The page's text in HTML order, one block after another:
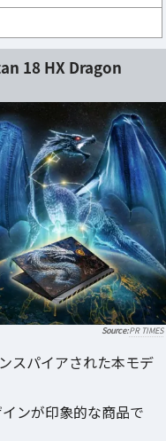
18 HX Dragon
PR TIMES
スパイアされた本モデ
ンが印象的な商品で